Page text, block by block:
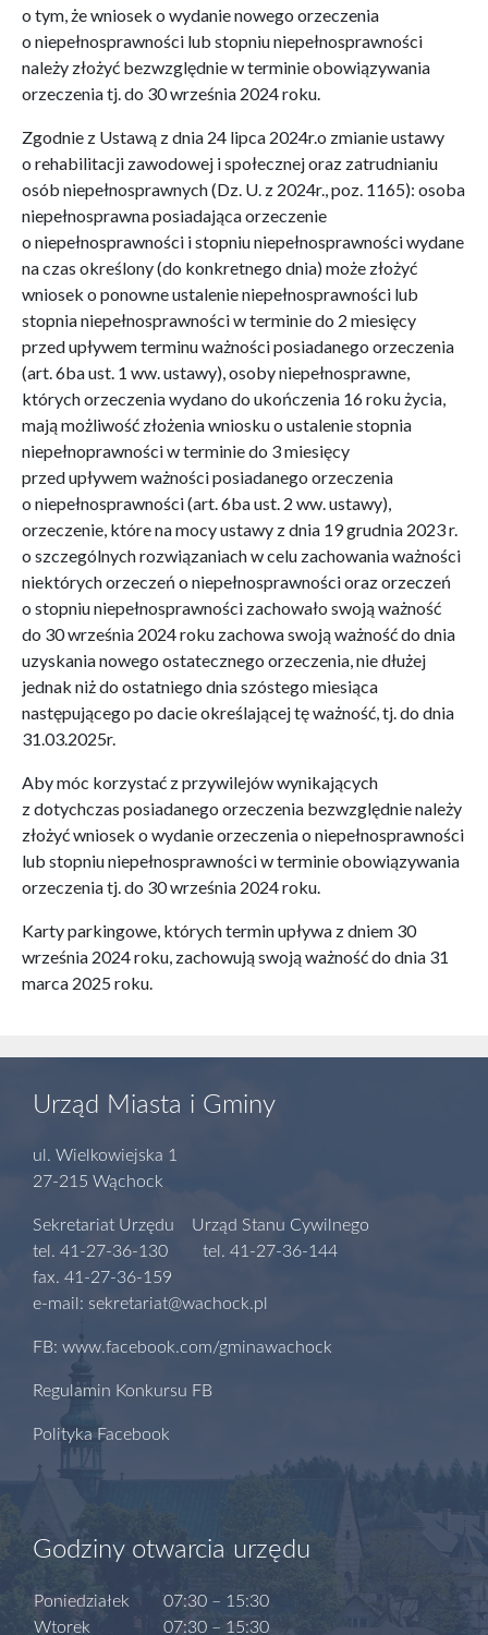
o tym, że wniosek o wydanie nowego orzeczenia
o niepełnosprawności lub stopniu niepełnosprawności
należy złożyć bezwzględnie w terminie obowiązywania
orzeczenia tj. do 30 września 2024 roku.
Zgodnie z Ustawą z dnia 24 lipca 2024r.o zmianie ustawy
o rehabilitacji zawodowej i społecznej oraz zatrudnianiu
osób niepełnosprawnych (Dz. U. z 2024r., poz. 1165): osoba
niepełnosprawna posiadająca orzeczenie
o niepełnosprawności i stopniu niepełnosprawności wydane
na czas określony (do konkretnego dnia) może złożyć
wniosek o ponowne ustalenie niepełnosprawności lub
stopnia niepełnosprawności w terminie do 2 miesięcy
przed upływem terminu ważności posiadanego orzeczenia
(art. 6ba ust. 1 ww. ustawy), osoby niepełnosprawne,
których orzeczenia wydano do ukończenia 16 roku życia,
mają możliwość złożenia wniosku o ustalenie stopnia
niepełnoprawności w terminie do 3 miesięcy
przed upływem ważności posiadanego orzeczenia
o niepełnosprawności (art. 6ba ust. 2 ww. ustawy),
orzeczenie, które na mocy ustawy z dnia 19 grudnia 2023 r.
o szczególnych rozwiązaniach w celu zachowania ważności
niektórych orzeczeń o niepełnosprawności oraz orzeczeń
o stopniu niepełnosprawności zachowało swoją ważność
do 30 września 2024 roku zachowa swoją ważność do dnia
uzyskania nowego ostatecznego orzeczenia, nie dłużej
jednak niż do ostatniego dnia szóstego miesiąca
następującego po dacie określającej tę ważność, tj. do dnia
31.03.2025r.
Aby móc korzystać z przywilejów wynikających
z dotychczas posiadanego orzeczenia bezwzględnie należy
złożyć wniosek o wydanie orzeczenia o niepełnosprawności
lub stopniu niepełnosprawności w terminie obowiązywania
orzeczenia tj. do 30 września 2024 roku.
Karty parkingowe, których termin upływa z dniem 30
września 2024 roku, zachowują swoją ważność do dnia 31
marca 2025 roku.
Urząd Miasta i Gminy
ul. Wielkowiejska 1
27-215 Wąchock
Sekretariat Urzędu Urząd Stanu Cywilnego
tel. 41-27-36-130 tel. 41-27-36-144
fax. 41-27-36-159
e-mail: sekretariat@wachock.pl
FB: www.facebook.com/gminawachock
Regulamin Konkursu FB
Polityka Facebook
Godziny otwarcia urzędu
Poniedziałek
Wtorek
07:30 – 15:30
07:30 – 15:30